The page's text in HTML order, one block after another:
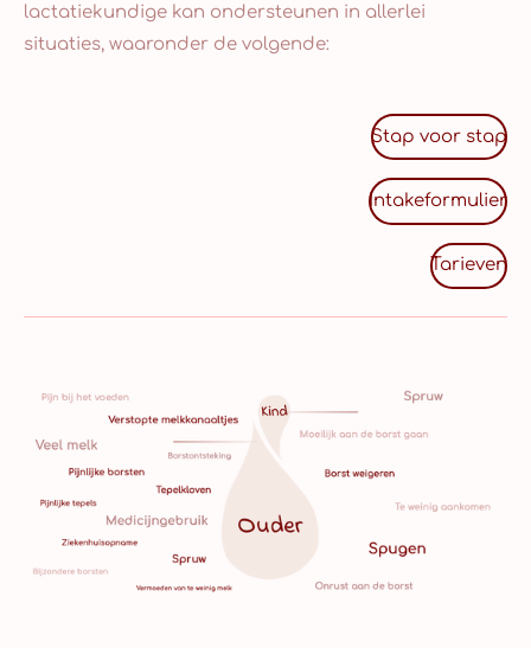
lactatiekundige kan ondersteunen in allerlei
situaties, waaronder de volgende:
Stap voor stap
Intakeformulier
Tarieven